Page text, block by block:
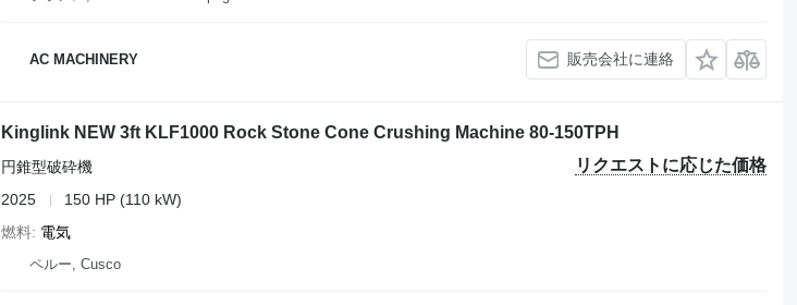
AC MACHINERY 販売会社に連絡
Kinglink NEW 3ft KLF1000 Rock Stone Cone Crushing Machine 80-150TPH
リクエストに応じた価格
円錐型破砕機
2025
150 HP (110 kW)
燃料 電気
ペルー, Cusco